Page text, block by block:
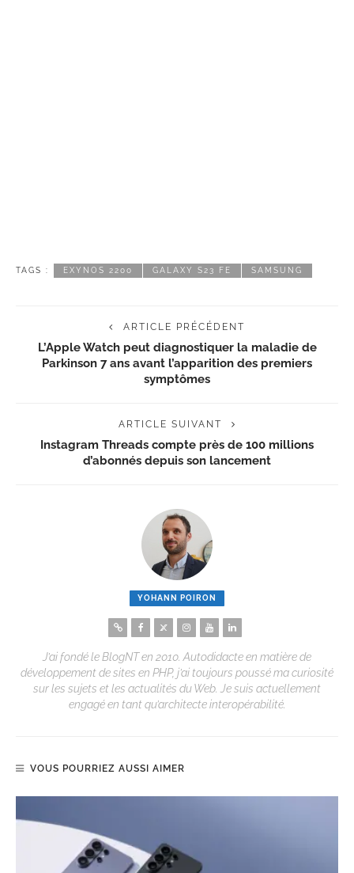
TAGS : EXYNOS 2200 GALAXY S23 FE SAMSUNG
ARTICLE PRÉCÉDENT
L’Apple Watch peut diagnostiquer la maladie de
Parkinson 7 ans avant l’apparition des premiers
symptômes
ARTICLE SUIVANT
Instagram Threads compte près de 100 millions
d’abonnés depuis son lancement
YOHANN POIRON
J’ai fondé le BlogNT en 2010. Autodidacte en matière de
développement de sites en PHP, j’ai toujours poussé ma curiosité
sur les sujets et les actualités du Web. Je suis actuellement
engagé en tant qu’architecte interopérabilité.
VOUS POURRIEZ AUSSI AIMER